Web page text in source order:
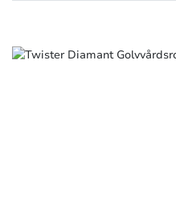
Slide 2 of 2